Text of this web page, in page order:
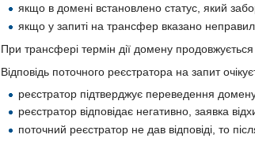
якщо в домені встановлено статус, який
якщо у запиті на трансфер вказано
При трансфері термін дії домену
Відповідь поточного реєстратора на запит
реєстратор підтверджує переведення
реєстратор відповідає негативно, заявка
поточний реєстратор не дав відповіді, то